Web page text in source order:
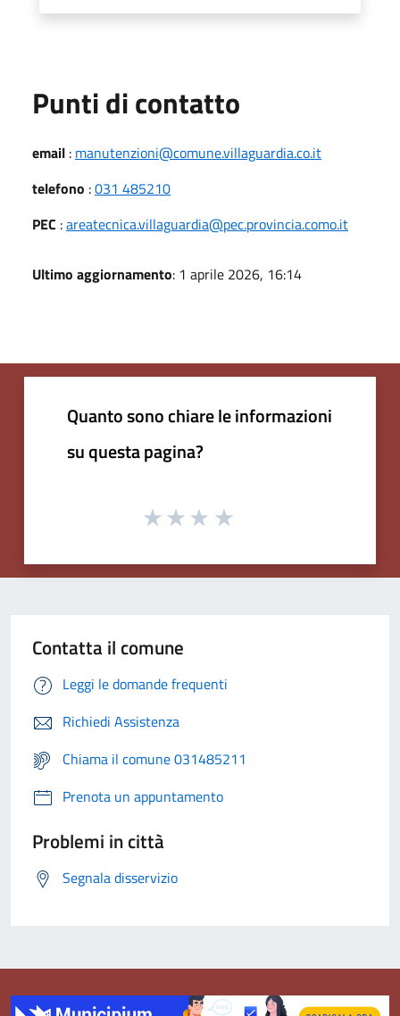
Punti di contatto
email : manutenzioni@comune.villaguardia.co.it
telefono :031 485210
PEC :areatecnica.villaguardia@pec.provincia.como.it
Ultimo aggiornamento: 1 aprile 2026, 16:14
Quanto sono chiare le informazioni
su questa pagina?
Contatta il comune
Leggi le domande frequenti
Richiedi Assistenza
Chiama il comune 031485211
Prenota un appuntamento
Problemi in città
Segnala disservizio